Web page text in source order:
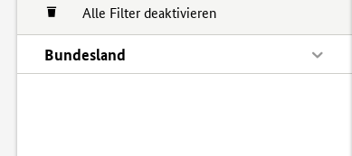
Alle Filter deaktivieren
Bundesland